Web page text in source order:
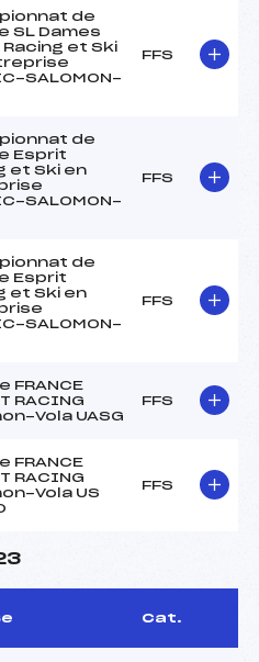
de
SL Dames
et Ski
SALOMON-
FFS
de
Esprit
et Ski en
SALOMON-
FFS
de
Esprit
et Ski en
SALOMON-
FFS
FRANCE
RACING
Vola UASG
FFS
FRANCE
RACING
Vola US
FFS
Cat.